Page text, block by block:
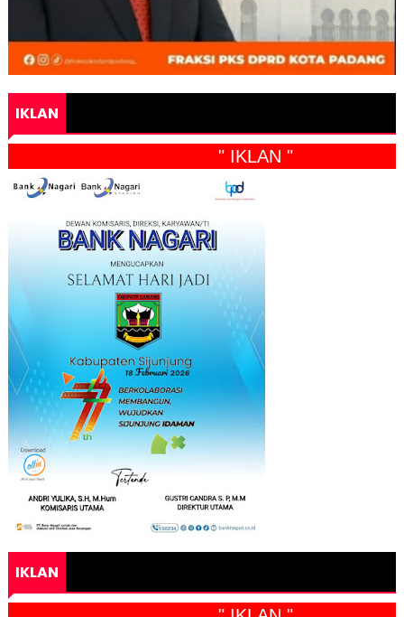
IKLAN
" IKLAN "
IKLAN